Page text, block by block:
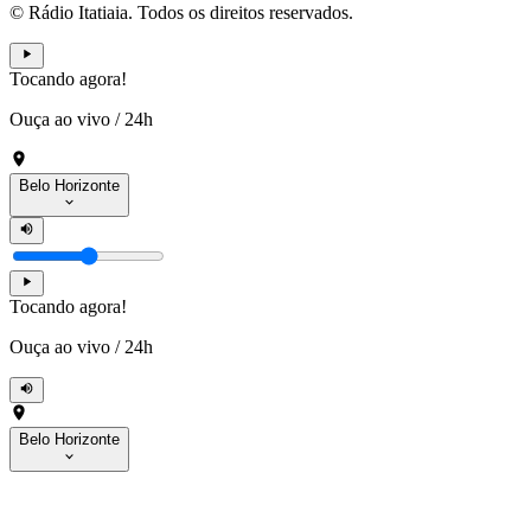
© Rádio Itatiaia. Todos os direitos reservados.
Tocando agora!
Ouça ao vivo / 24h
Belo Horizonte
Tocando agora!
Ouça ao vivo / 24h
Belo Horizonte